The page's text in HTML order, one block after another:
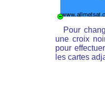
Pour
une croix
pour
les cartes